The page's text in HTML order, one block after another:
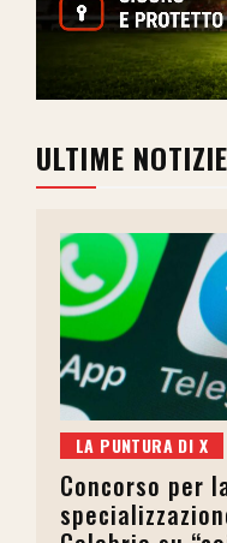
ULTIME NOTIZIE
LA PUNTURA DI X
Concorso per